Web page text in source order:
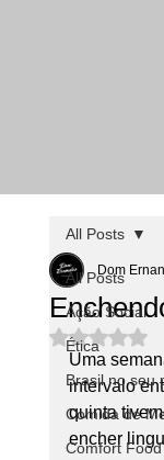
All Posts
Ação Social
Ética
Brasil no seu
Comida de
Comfort Food
All Posts
Dom
Avaliado
Uma
intervalo
quinta
encher